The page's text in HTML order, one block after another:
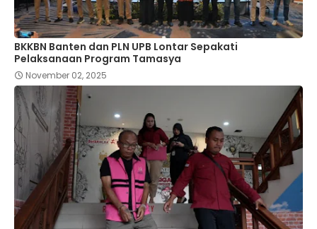
BKKBN Banten dan PLN UPB Lontar Sepakati
Pelaksanaan Program Tamasya
November 02, 2025